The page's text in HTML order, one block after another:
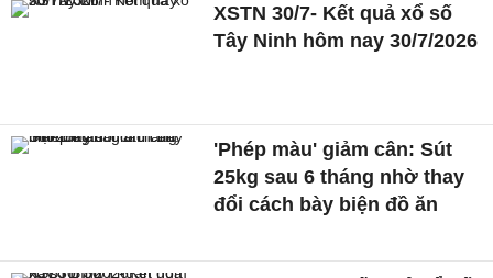
XSTN 30/7- Kết quả xổ số
Tây Ninh hôm nay 30/7/2026
'Phép màu' giảm cân: Sút
25kg sau 6 tháng nhờ thay
đổi cách bày biện đồ ăn